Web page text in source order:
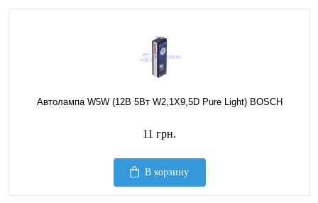
Автолампа W5W (12В 5Вт W2,1X9,5D Pure Light) BOSCH
11 грн.
В корзину